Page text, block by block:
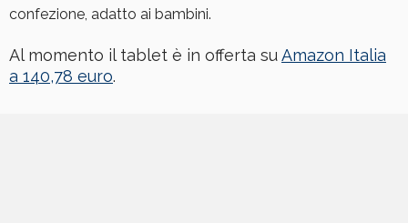
confezione, adatto ai bambini.
Al momento il tablet è in offerta suAmazon Italia
a 140,78 euro.